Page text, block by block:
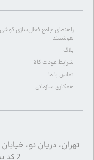
راهنمای جامع فعال‌سازی گوشی
هوشمند
بلاگ
شرایط عودت کالا
تماس با ما
همکاری سازمانی